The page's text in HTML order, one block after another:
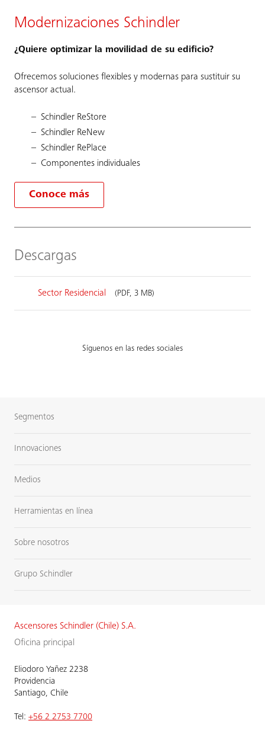
Modernizaciones Schindler
¿Quiere optimizar la movilidad de su edificio?
Ofrecemos soluciones flexibles y modernas para sustituir su
ascensor actual.
Schindler ReStore
Schindler ReNew
Schindler RePlace
Componentes individuales
Conoce más
Descargas
Sector Residencial (PDF, 3 MB)
Síguenos en las redes sociales
Segmentos
Innovaciones
Medios
Herramientas en línea
Sobre nosotros
Grupo Schindler
Ascensores Schindler (Chile) S.A.
Oficina principal
Eliodoro Yañez 2238
Providencia
Santiago, Chile
Tel: +56 2 2753 7700